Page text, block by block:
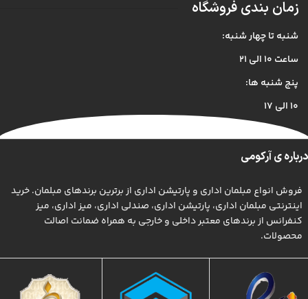
زمان بندی فروشگاه
شنبه تا چهار شنبه:
ساعت ۱۰ الی ۲۱
پنج شنبه ها:
۱۰ الی ۱۷
درباره ی آرکومی
فروش انواع مبلمان اداری و پارتیشن اداری از برترین برندهای مبلمان. خرید
اینترنتی مبلمان اداری، پارتیشن اداری، صندلی اداری، میز اداری، میز
کنفرانس از برندهای معتبر داخلی و خارجی به همراه ضمانت اصالت
محصولات.